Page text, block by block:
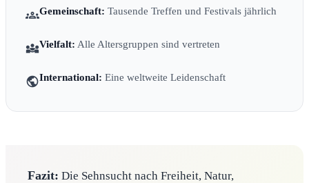
groupsGemeinschaft: Tausende Treffen und Festivals jährlich
diversity_3Vielfalt: Alle Altersgruppen sind vertreten
publicInternational: Eine weltweite Leidenschaft
Fazit: Die Sehnsucht nach Freiheit, Natur,